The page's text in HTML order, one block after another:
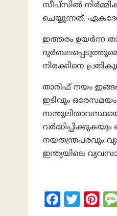
സീപ്‌സിൽ
ചെയ്യുന്നത്.
ഇത്തരം ഉയർന്ന
നിരക്കിനെ
താരിഫ് നയം
ഇടിവും
സന്തുലിതാവസ്ഥയെ
നയതന്ത്രപരവും
ഇന്ത്യയിലെ
Fa T
Pi